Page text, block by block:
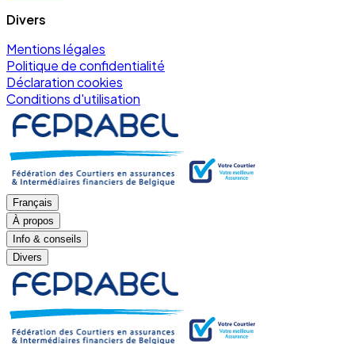
Divers
Mentions légales
Politique de confidentialité
Déclaration cookies
Conditions d'utilisation
Français
À propos
Info & conseils
Divers